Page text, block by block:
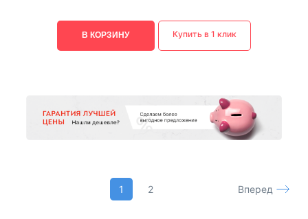
В КОРЗИНУ Купить в 1 клик
1 2 Вперед